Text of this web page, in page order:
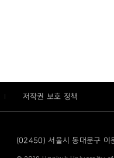
저작권 보호 정책
(02450) 서울시 동대문구